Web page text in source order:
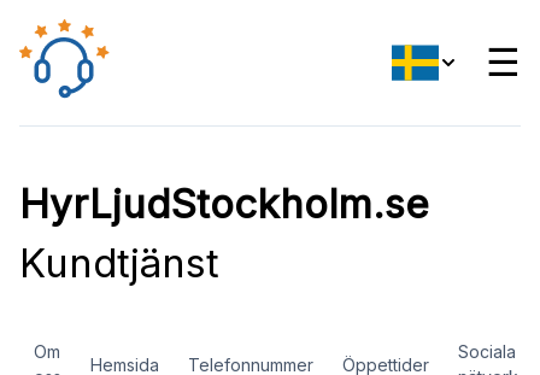
☰
HyrLjudStockholm.se
Kundtjänst
Om
Hemsida Telefonnummer Öppettider
Sociala